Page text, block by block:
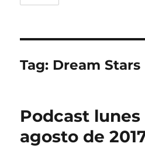
Tag: Dream Stars
Podcast lunes
agosto de